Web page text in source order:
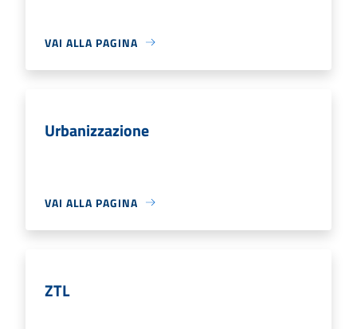
VAI ALLA PAGINA
Urbanizzazione
VAI ALLA PAGINA
ZTL